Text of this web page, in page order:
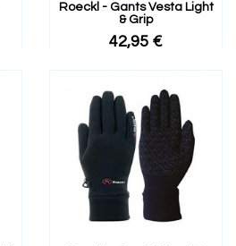
Roeckl - Gants Vesta Light
& Grip
42,95 €